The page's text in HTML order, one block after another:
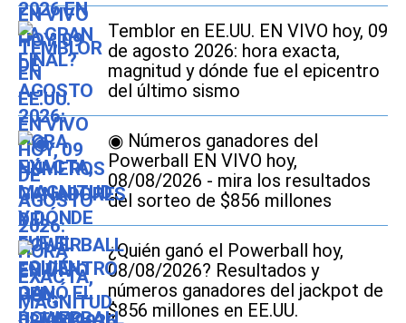
Temblor en EE.UU. EN VIVO hoy, 09
de agosto 2026: hora exacta,
magnitud y dónde fue el epicentro
del último sismo
◉ Números ganadores del
Powerball EN VIVO hoy,
08/08/2026 - mira los resultados
del sorteo de $856 millones
¿Quién ganó el Powerball hoy,
08/08/2026? Resultados y
números ganadores del jackpot de
$856 millones en EE.UU.